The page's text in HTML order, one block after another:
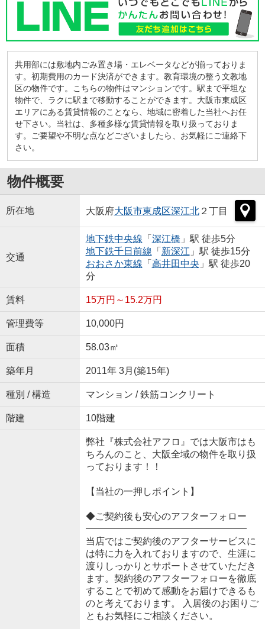
共用部には敷地内ごみ置き場・エレベータなどが揃っておりま
す。初期費用のカード決済ができます。教育環境の整う文教地
区の物件です。こちらの物件はマンションです。駅まで平坦な
物件で、ラクに駅まで移動することができます。大阪市東成区
エリアにある賃貸情報のことなら、地域に密着した当社へお任
せ下さい。当社は、多種多様な賃貸情報を取り扱っておりま
す。ご要望や不明な点などございましたら、お気軽にご連絡下
さい。
物件概要
所在地 大阪府大阪市東成区深江北２丁目
交通
地下鉄中央線 「 深江橋 」駅 徒歩5分
地下鉄千日前線 「 新深江 」駅 徒歩15分
おおさか東線 「 高井田中央 」駅 徒歩20
分
賃料 15万円～15.2万円
管理費等 10,000円
面積 58.03㎡
築年月 2011年 3月(築15年)
種別 / 構造 マンション / 鉄筋コンクリート
階建 10階建
弊社『株式会社アフロ』では大阪市はも
ちろんのこと、大阪全域の物件を取り扱
っております！！
【当社の一押しポイント】
◆ご契約後も安心のアフターフォロー
━━━━━━━━━━━━━━━━━
当店ではご契約後のアフターサービスに
は特に力を入れておりますので、生涯に
渡りしっかりとサポートさせていただき
ます。契約後のアフターフォローを徹底
することで初めて感動をお届けできるも
のと考えております。 入居後のお困りご
ともお気軽にご相談ください。